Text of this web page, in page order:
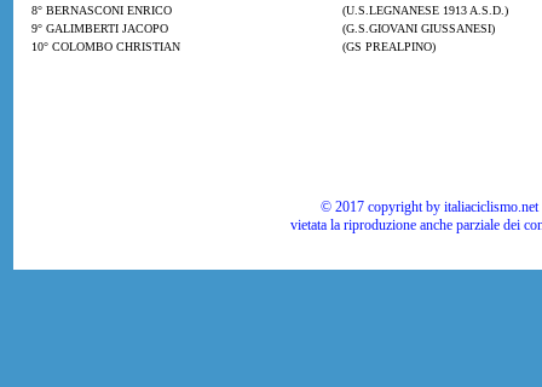
8° BERNASCONI ENRICO
(U.S.LEGNANESE 1913 A.S.D.)
9° GALIMBERTI JACOPO
(G.S.GIOVANI GIUSSANESI)
10° COLOMBO CHRISTIAN
(GS PREALPINO)
© 2017 copyright by
vietata la riproduzione anche parziale dei